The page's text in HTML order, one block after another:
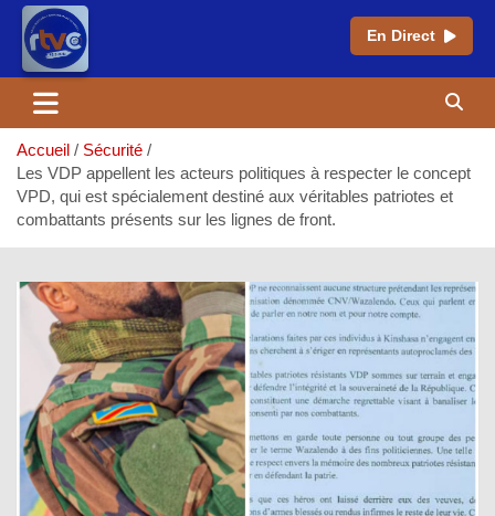
En Direct
contenu
Accueil
Sécurité
Les VDP appellent les acteurs politiques à respecter le concept
VPD, qui est spécialement destiné aux véritables patriotes et
combattants présents sur les lignes de front.